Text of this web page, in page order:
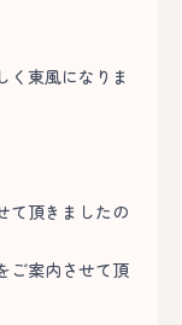
く東風になりま
て頂きましたの
ご案内させて頂